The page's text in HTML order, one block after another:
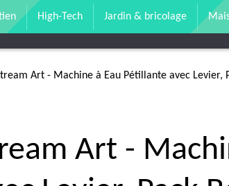
High-Tech Jardin & bricolage
Art - Machine à Eau Pétillante avec Levier,
Art -